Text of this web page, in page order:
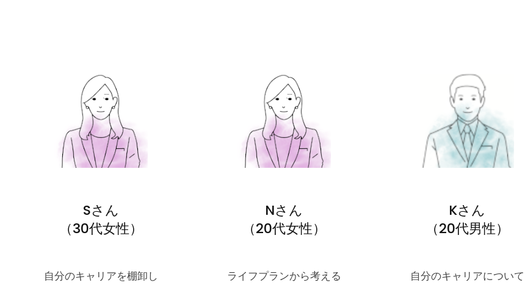
Sさん
（30代女性）
自分のキャリアを棚卸し
Nさん
（20代女性）
ライフプランから考える
Kさん
（20代男性）
自分のキャリアについて